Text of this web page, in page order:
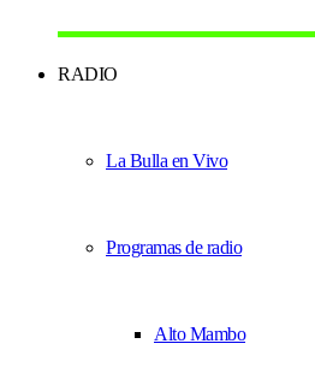
RADIO
La Bulla en Vivo
Programas de radio
Alto Mambo